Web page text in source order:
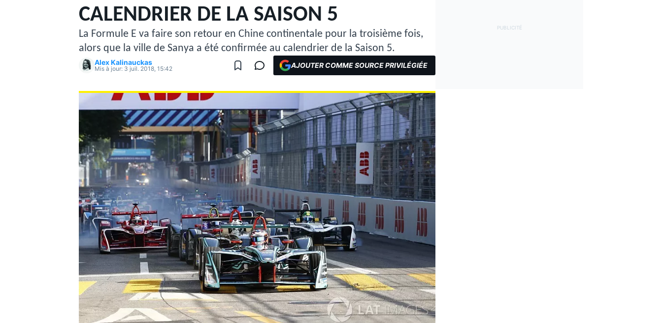
WRC
CALENDRIER DE LA SAISON 5
La Formule E va faire son retour en Chine continentale pour la troisième fois,
alors que la ville de Sanya a été confirmée au calendrier de la Saison 5.
Alex Kalinauckas
Mis à jour: 3 juil. 2018, 15:42 AJOUTER COMME SOURCE PRIVILÉGIÉE